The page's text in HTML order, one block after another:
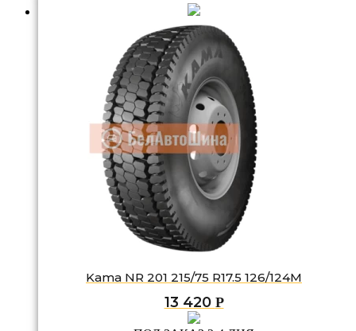
Kama NR 201 215/75 R17.5 126/124M
13 420 Р